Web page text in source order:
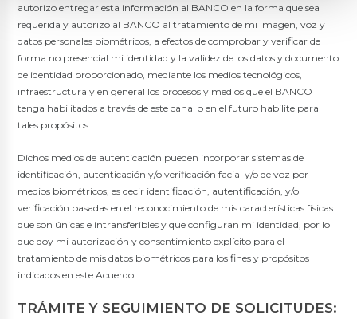
autorizo entregar esta información al BANCO en la forma que sea
requerida y autorizo al BANCO al tratamiento de mi imagen, voz y
datos personales biométricos, a efectos de comprobar y verificar de
forma no presencial mi identidad y la validez de los datos y documento
de identidad proporcionado, mediante los medios tecnológicos,
infraestructura y en general los procesos y medios que el BANCO
tenga habilitados a través de este canal o en el futuro habilite para
tales propósitos.
Dichos medios de autenticación pueden incorporar sistemas de
identificación, autenticación y/o verificación facial y/o de voz por
medios biométricos, es decir identificación, autentificación, y/o
verificación basadas en el reconocimiento de mis características físicas
que son únicas e intransferibles y que configuran mi identidad, por lo
que doy mi autorización y consentimiento explícito para el
tratamiento de mis datos biométricos para los fines y propósitos
indicados en este Acuerdo.
TRÁMITE Y SEGUIMIENTO DE SOLICITUDES: